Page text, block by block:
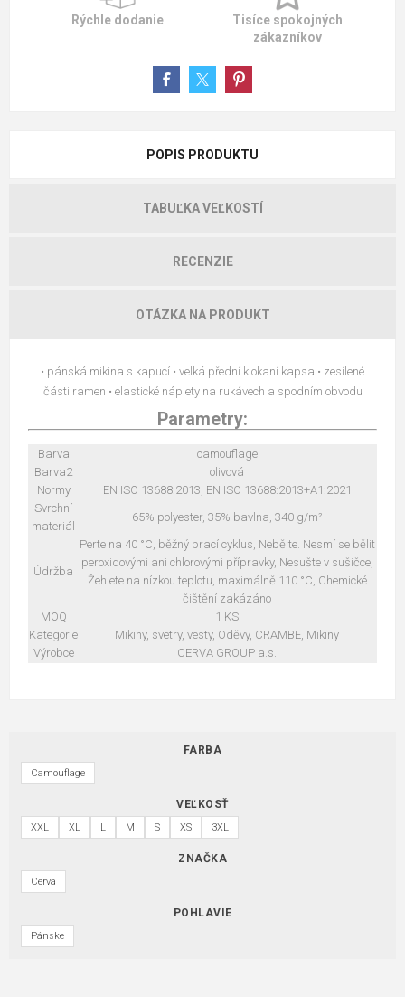
Rýchle dodanie
Tisíce spokojných
zákazníkov
POPIS PRODUKTU
TABUĽKA VEĽKOSTÍ
RECENZIE
OTÁZKA NA PRODUKT
• pánská mikina s kapucí • velká přední klokaní kapsa • zesílené
části ramen • elastické náplety na rukávech a spodním obvodu
Parametry:
Barva
camouflage
Barva2
olivová
Normy
EN ISO 13688:2013, EN ISO 13688:2013+A1:2021
Svrchní
materiál
65% polyester, 35% bavlna, 340 g/m²
Údržba
Perte na 40 °C, běžný prací cyklus, Nebělte. Nesmí se bělit
peroxidovými ani chlorovými přípravky, Nesušte v sušičce,
Žehlete na nízkou teplotu, maximálně 110 °C, Chemické
čištění zakázáno
MOQ
1 KS
Kategorie
Mikiny, svetry, vesty, Oděvy, CRAMBE, Mikiny
Výrobce
CERVA GROUP a.s.
FARBA
Camouflage
VEĽKOSŤ
XXL XL L M S XS 3XL
ZNAČKA
Cerva
POHLAVIE
Pánske